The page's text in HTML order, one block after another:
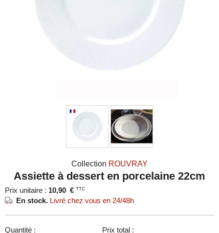
Collection ROUVRAY
Assiette à dessert en porcelaine 22cm
Prix unitaire : 10,90 € TTC
En stock. Livré chez vous en 24/48h
Quantité : Prix total :